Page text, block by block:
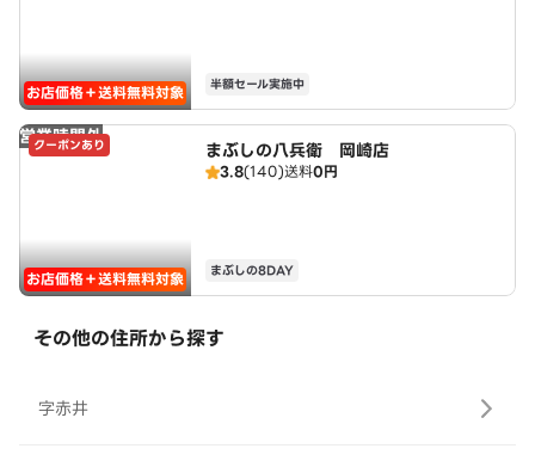
お店価格＋送料無料対象 半額セール実施中
営業時間外
クーポンあり
お店価格＋送料無料対象
まぶしの八兵衛 岡崎店
3.8(140)送料0円
まぶしの8DAY
その他の住所から探す
字赤井